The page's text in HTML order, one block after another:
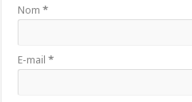
Nom*
E-mail*